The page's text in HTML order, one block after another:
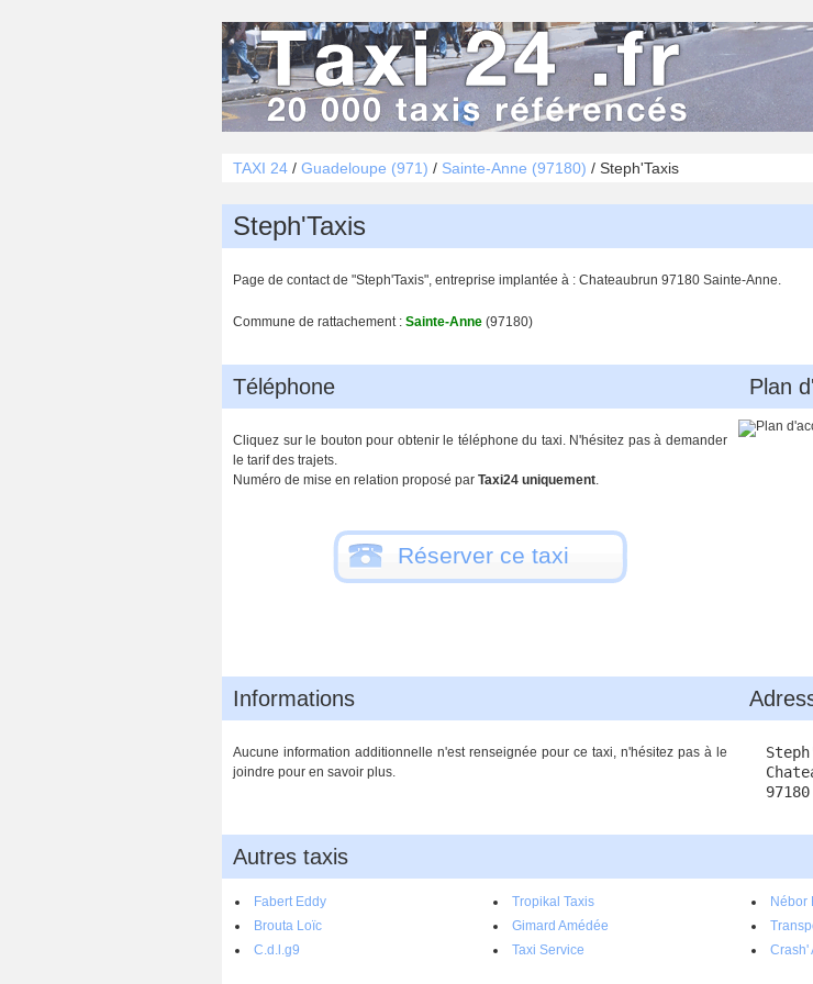
TAXI 24 / Guadeloupe (971) / Sainte-Anne (97180) / Steph'Taxis
Steph'Taxis
Page de contact de "Steph'Taxis", entreprise implantée à : Chateaubrun 97180 Sainte-Anne.
Commune de rattachement : Sainte-Anne (97180)
Téléphone
Cliquez sur le bouton pour obtenir le téléphone du taxi. N'hésitez pas à demander
le tarif des trajets.
Numéro de mise en relation proposé par Taxi24 uniquement.
Réserver ce taxi
Plan
Informations
Aucune information additionnelle n'est renseignée pour ce taxi, n'hésitez pas à le
joindre pour en savoir plus.
Autres taxis
Fabert Eddy Tropikal Taxis Nébor
Brouta Loïc
Gimard Amédée
Urbain)
C.d.l.g9
Taxi Service Crash'